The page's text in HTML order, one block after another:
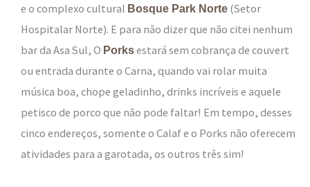
e o complexo cultural Bosque Park Norte (Setor
Hospitalar Norte). E para não dizer que não citei nenhum
bar da Asa Sul, O Porksestará sem cobrança de couvert
ou entrada durante o Carna, quando vai rolar muita
música boa, chope geladinho, drinks incríveis e aquele
petisco de porco que não pode faltar! Em tempo, desses
cinco endereços, somente o Calaf e o Porks não oferecem
atividades para a garotada, os outros três sim!